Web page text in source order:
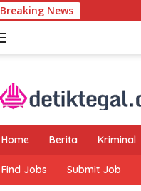
Breaking News
Home Berita Kriminal
Find Jobs Submit Job